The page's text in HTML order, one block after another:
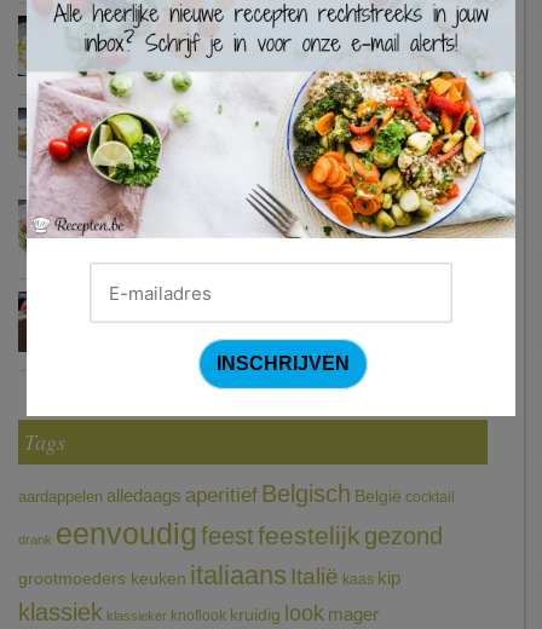
Waterzooi van pladijs met venkel (Colruyt)
Zweedse gehaktballetjes
Courgetti met paprikasaus en halloumi (Sandra Bekkari)
Chocomousse met fruitbier
Tags
aardappelen alledaags aperitief Belgisch België cocktail
drank eenvoudigfeestfeestelijk gezond
grootmoeders keuken italiaans Italië kaas kip
klassiek klassieker knoflook kruidig look mager